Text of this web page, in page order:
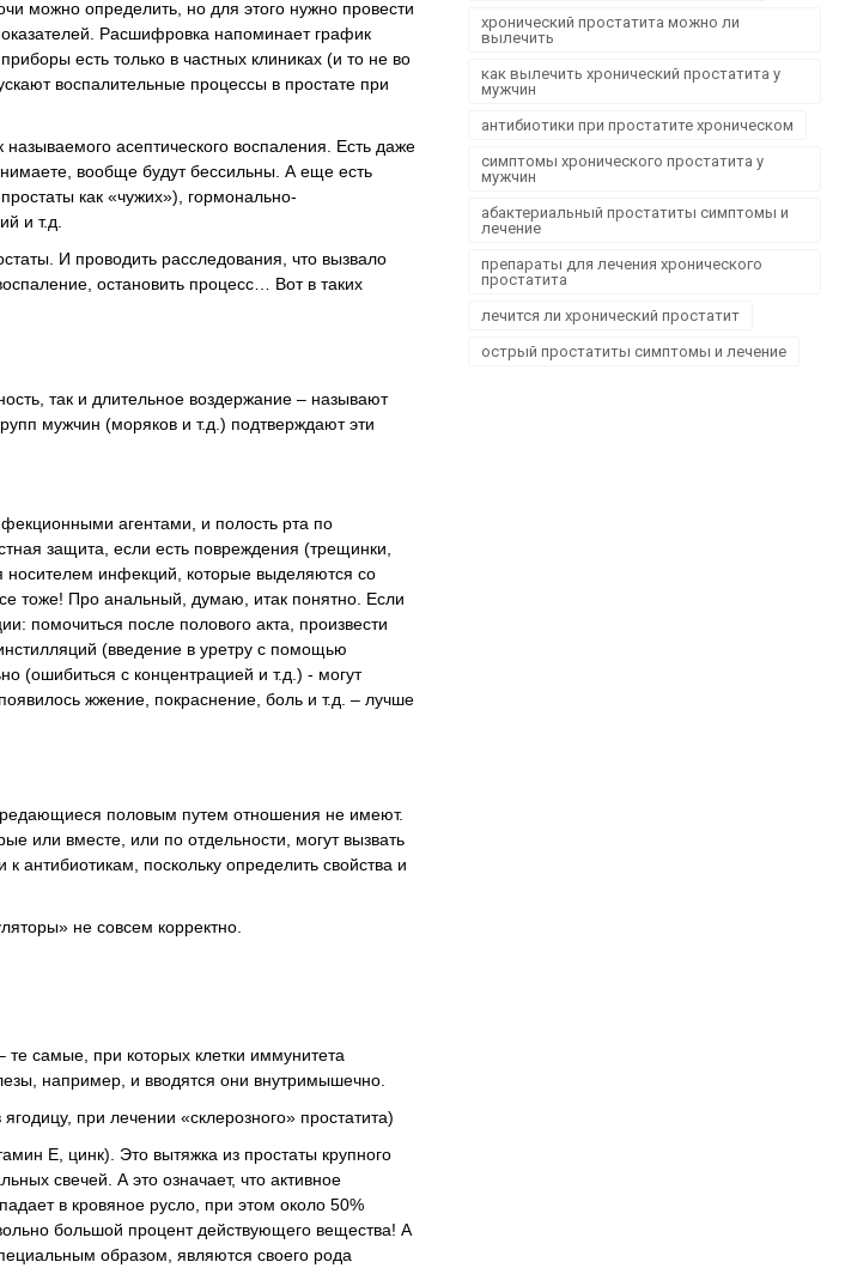
можно определить, но для этого нужно провести
Расшифровка напоминает график
есть только в частных клиниках (и то не во
воспалительные процессы в простате при
асептического воспаления. Есть даже
вообще будут бессильны. А еще есть
как «чужих»), гормонально-
и т.д.
И проводить расследования, что вызвало
остановить процесс… Вот в таких
так и длительное воздержание – называют
мужчин (моряков и т.д.) подтверждают эти
агентами, и полость рта по
защита, если есть повреждения (трещинки,
инфекций, которые выделяются со
тоже! Про анальный, думаю, итак понятно. Если
помочиться после полового акта, произвести
(введение в уретру с помощью
(ошибиться с концентрацией и т.д.) - могут
жжение, покраснение, боль и т.д. – лучше
половым путем отношения не имеют.
или вместе, или по отдельности, могут вызвать
антибиотикам, поскольку определить свойства и
не совсем корректно.
самые, при которых клетки иммунитета
например, и вводятся они внутримышечно.
при лечении «склерозного» простатита)
Е, цинк). Это вытяжка из простаты крупного
свечей. А это означает, что активное
в кровяное русло, при этом около 50%
большой процент действующего вещества! А
образом, являются своего рода
хронический простатита можно ли
вылечить
как вылечить хронический простатита у
мужчин
антибиотики при простатите хроническом
симптомы хронического простатита у
мужчин
абактериальный простатиты симптомы и
лечение
препараты для лечения хронического
простатита
лечится ли хронический простатит
острый простатиты симптомы и лечение